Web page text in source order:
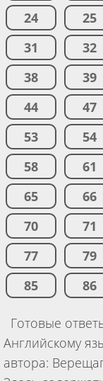
24
25
31
32
38
39
44
47
53
54
58
61
65
66
70
71
77
79
85
86
Готовые
Английскому
автора: